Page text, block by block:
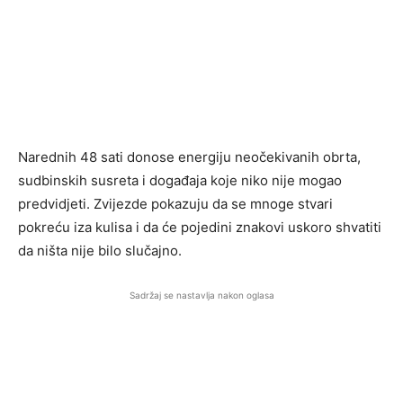
Narednih 48 sati donose energiju neočekivanih obrta,
sudbinskih susreta i događaja koje niko nije mogao
predvidjeti. Zvijezde pokazuju da se mnoge stvari
pokreću iza kulisa i da će pojedini znakovi uskoro shvatiti
da ništa nije bilo slučajno.
Sadržaj se nastavlja nakon oglasa